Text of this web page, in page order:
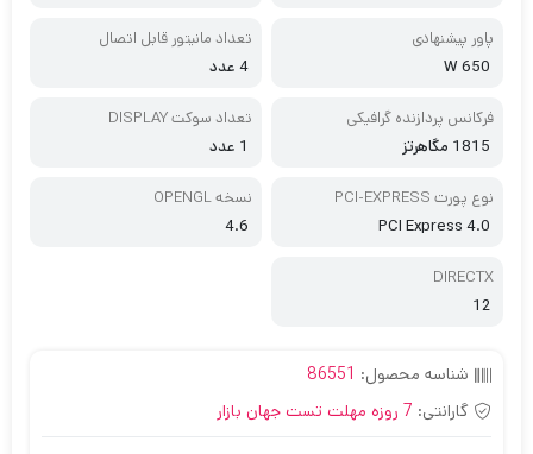
پاور پیشنهادی
650 W
تعداد مانیتور قابل اتصال
4 عدد
فرکانس پردازنده گرافیکی
1815 مگاهرتز
تعداد سوکت DISPLAY
1 عدد
نوع پورت PCI-EXPRESS
PCI Express 4.0
نسخه OPENGL
4.6
DIRECTX
12
شناسه محصول: 86551
گارانتی: 7 روزه مهلت تست جهان بازار